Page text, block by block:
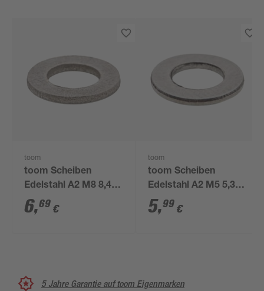
toom
toom Scheiben
Edelstahl A2 M8 8,4
mm 50 Stück
6,69 €
toom
toom Scheiben
Edelstahl A2 M5 5,3
mm 100 Stück
5,99 €
5 Jahre Garantie auf toom Eigenmarken